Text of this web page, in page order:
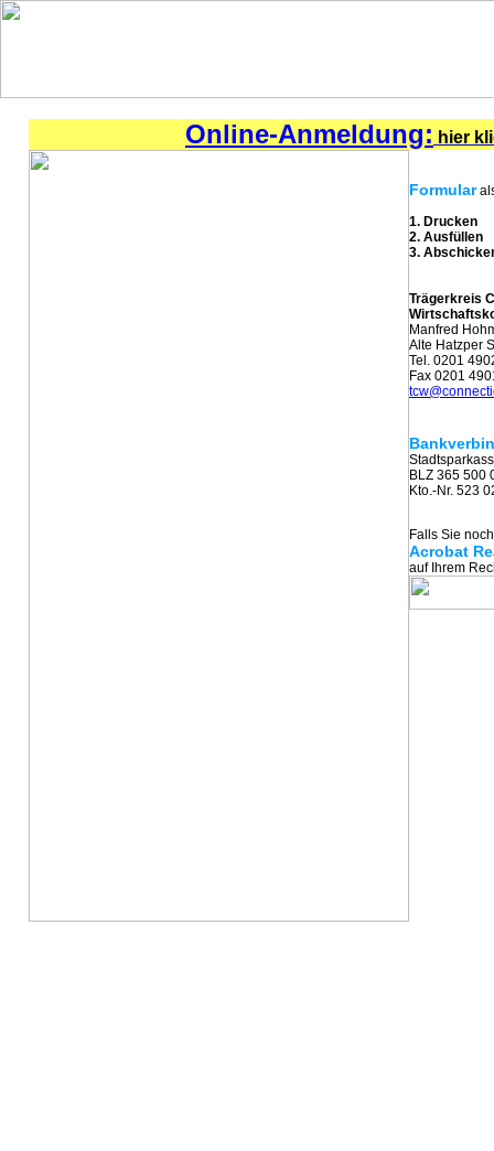
Online-Anmeldung: hier
Formular
1. Drucken
2. Ausfüllen
3.
Trägerkreis
Manfred
Alte Hatzper
Tel. 0201
Fax 0201
BLZ 365 500
Kto.-Nr. 523
Falls Sie
Acrobat
auf Ihrem